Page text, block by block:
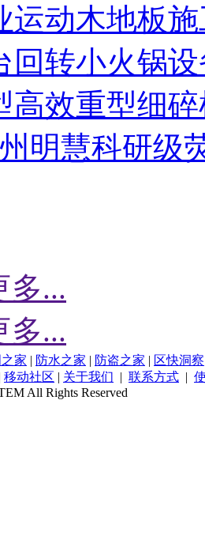
运动木地板
回转小火锅
高效重型细
明慧科研级
多...
多...
家 | 防水之家 | 防盗之家 | 区快洞察
移动社区 | 关于我们 | 联系方式 |
All Rights Reserved